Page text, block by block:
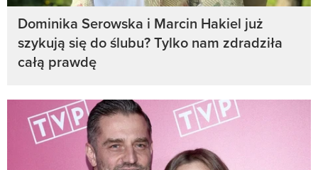
Dominika Serowska i Marcin Hakiel już
szykują się do ślubu? Tylko nam zdradziła
całą prawdę